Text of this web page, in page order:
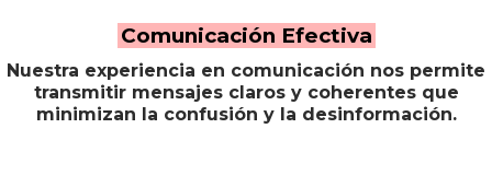
Comunicación Efectiva
Nuestra experiencia en comunicación nos permite
transmitir mensajes claros y coherentes que
minimizan la confusión y la desinformación.